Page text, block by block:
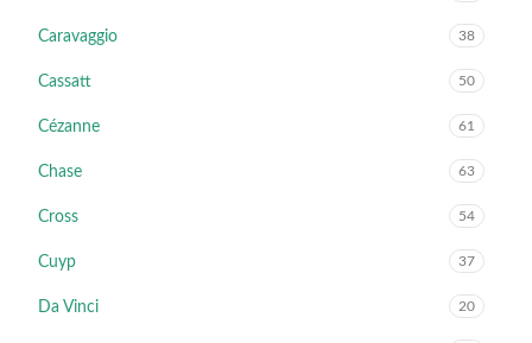
Caravaggio 38
Cassatt 50
Cézanne 61
Chase 63
Cross 54
Cuyp 37
Da Vinci 20